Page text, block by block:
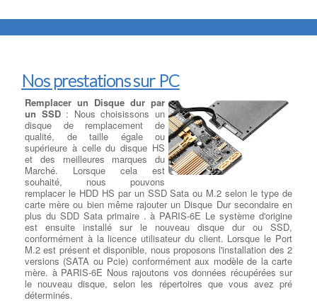
Nos prestations sur PC
Remplacer un Disque dur par
un SSD: Nous choisissons un
disque de remplacement de
qualité, de taille égale ou
supérieure à celle du disque HS
et des meilleures marques du
Marché. Lorsque cela est
souhaité, nous pouvons
remplacer le HDD HS par un SSD Sata ou M.2 selon le type de
carte mère ou bien même rajouter un Disque Dur secondaire en
plus du SDD Sata primaire . à PARIS-6E Le système d'origine
est ensuite installé sur le nouveau disque dur ou SSD,
conformément à la licence utilisateur du client. Lorsque le Port
M.2 est présent et disponible, nous proposons l'installation des 2
versions (SATA ou Pcie) conformément aux modèle de la carte
mère. à PARIS-6E Nous rajoutons vos données récupérées sur
le nouveau disque, selon les répertoires que vous avez pré
déterminés.